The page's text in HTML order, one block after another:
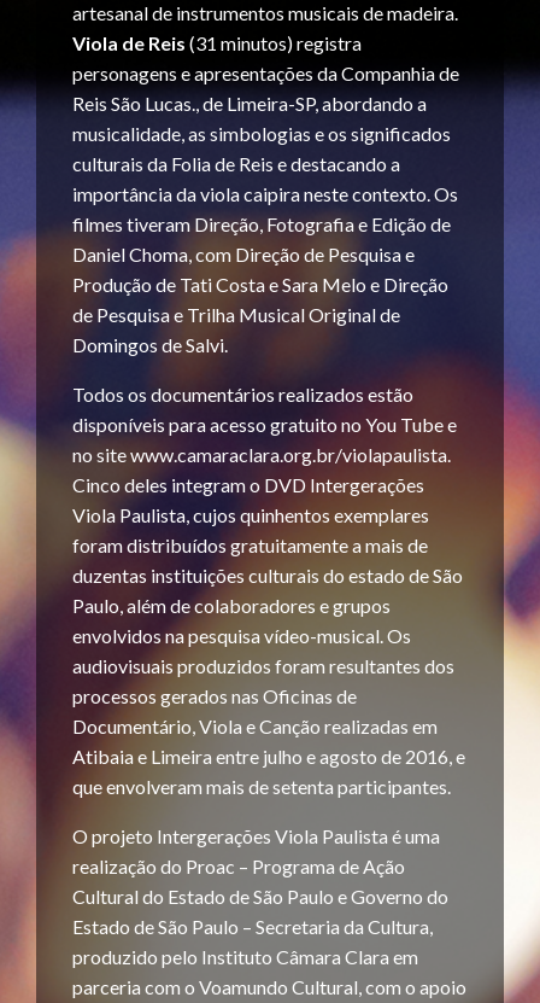
artesanal de instrumentos musicais de madeira.
Viola de Reis (31 minutos) registra
personagens e apresentações da Companhia de
Reis São Lucas., de Limeira-SP, abordando a
musicalidade, as simbologias e os significados
culturais da Folia de Reis e destacando a
importância da viola caipira neste contexto. Os
filmes tiveram Direção, Fotografia e Edição de
Daniel Choma, com Direção de Pesquisa e
Produção de Tati Costa e Sara Melo e Direção
de Pesquisa e Trilha Musical Original de
Domingos de Salvi.
Todos os documentários realizados estão
disponíveis para acesso gratuito no You Tube e
no site www.camaraclara.org.br/violapaulista.
Cinco deles integram o DVD Intergerações
Viola Paulista, cujos quinhentos exemplares
foram distribuídos gratuitamente a mais de
duzentas instituições culturais do estado de São
Paulo, além de colaboradores e grupos
envolvidos na pesquisa vídeo-musical. Os
audiovisuais produzidos foram resultantes dos
processos gerados nas Oficinas de
Documentário, Viola e Canção realizadas em
Atibaia e Limeira entre julho e agosto de 2016, e
que envolveram mais de setenta participantes.
O projeto Intergerações Viola Paulista é uma
realização do Proac – Programa de Ação
Cultural do Estado de São Paulo e Governo do
Estado de São Paulo – Secretaria da Cultura,
produzido pelo Instituto Câmara Clara em
parceria com o Voamundo Cultural, com o apoio